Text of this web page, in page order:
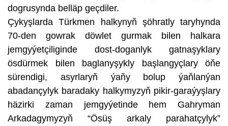
dogrusynda belläp geçdiler.
Çykyşlarda Türkmen halkynyň şöhratly taryhynda
70-den gowrak döwlet gurmak bilen halkara
jemgyýetçiliginde dost-doganlyk gatnaşyklary
ösdürmek bilen baglanyşykly başlangyçlary öňe
sürendigi, asyrlaryň ýaňy bolup ýaňlanýan
abadançylyk baradaky halkymyzyň pikir-garaýyşlary
häzirki zaman jemgyýetinde hem Gahryman
Arkadagymyzyň “Ösüş arkaly parahatçylyk”